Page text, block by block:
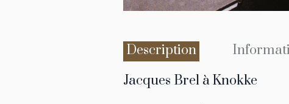
Description
Jacques Brel à Knokke